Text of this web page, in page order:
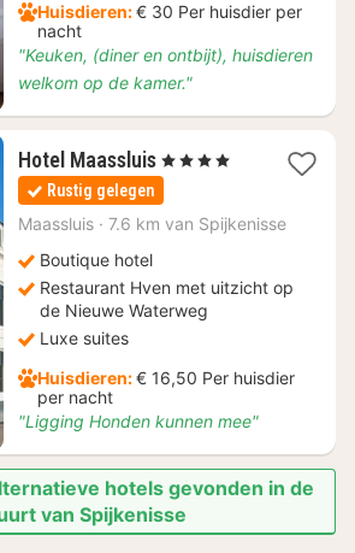
Huisdieren:€ 30 Per huisdier per
nacht
"Keuken, (diner en ontbijt), huisdieren
welkom op de kamer."
Hotel Maassluis1
nacht
vanaf
€
, 4 Sterren
Rustig gelegen
Maassluis · 7.6 km van Spijkenisse
Boutique hotel
Restaurant Hven met uitzicht op
de Nieuwe Waterweg
Luxe suites
Huisdieren:€ 16,50 Per huisdier
per nacht
"Ligging Honden kunnen mee"
hotels gevonden in de
van Spijkenisse